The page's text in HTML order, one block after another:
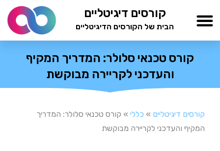
לתוכן
קורסים דיגיטליים
הבית של הקורסים הדיגיטליים
קורס טכנאי סלולר: המדריך המקיף
והעדכני לקריירה מבוקשת
קורסים דיגיטליים » כללי » קורס טכנאי סלולר: המדריך
המקיף והעדכני לקריירה מבוקשת